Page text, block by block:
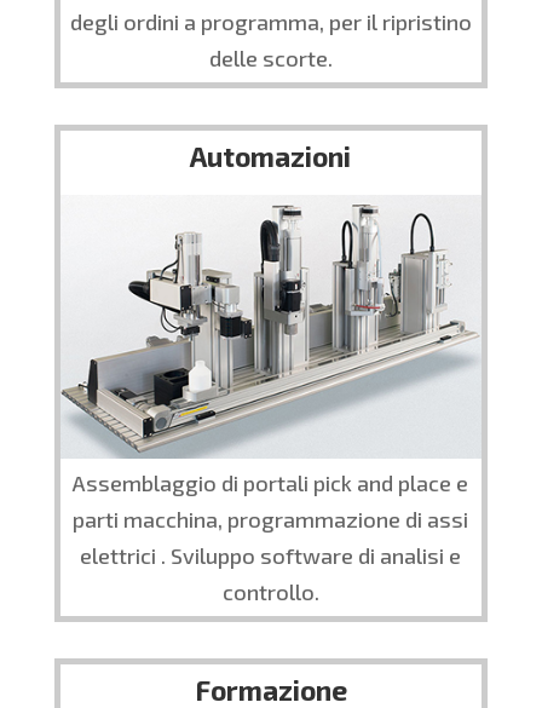
degli ordini a programma, per il ripristino
delle scorte.
Automazioni
Assemblaggio di portali pick and place e
parti macchina, programmazione di assi
elettrici . Sviluppo software di analisi e
controllo.
Formazione